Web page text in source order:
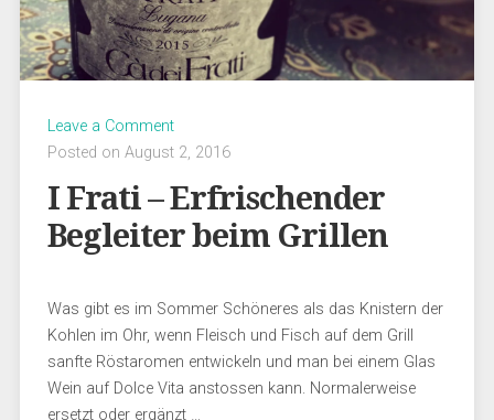
Leave a Comment
Posted on August 2, 2016
I Frati – Erfrischender
Begleiter beim Grillen
Was gibt es im Sommer Schöneres als das Knistern der
Kohlen im Ohr, wenn Fleisch und Fisch auf dem Grill
sanfte Röstaromen entwickeln und man bei einem Glas
Wein auf Dolce Vita anstossen kann. Normalerweise
ersetzt oder ergänzt …